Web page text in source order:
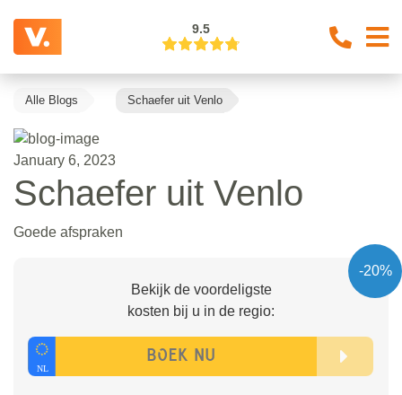
9.5
Alle Blogs Schaefer uit Venlo
January 6, 2023
Schaefer uit Venlo
Goede afspraken
-20%
Bekijk de voordeligste
kosten bij u in de regio: